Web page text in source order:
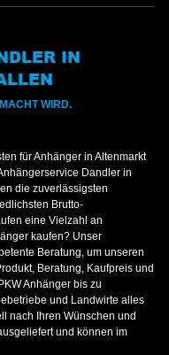
IN
WIRD.
für Anhänger in Altenmarkt
Dandler in
die zuverlässigsten
Brutto-
eine Vielzahl an
kaufen? Unser
Beratung, um unseren
Beratung, Kaufpreis und
Anhänger bis zu
und Landwirte alles
nach Ihren Wünschen und
und können im